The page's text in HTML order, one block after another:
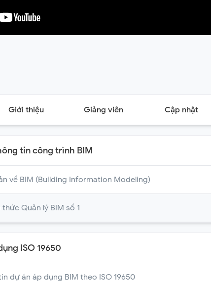
Giới thiệu Giảng viên Cập nhật
tin công trình BIM
về BIM (Building Information Modeling)
Quản lý BIM số 1
ISO 19650
dự án áp dụng BIM theo ISO 19650